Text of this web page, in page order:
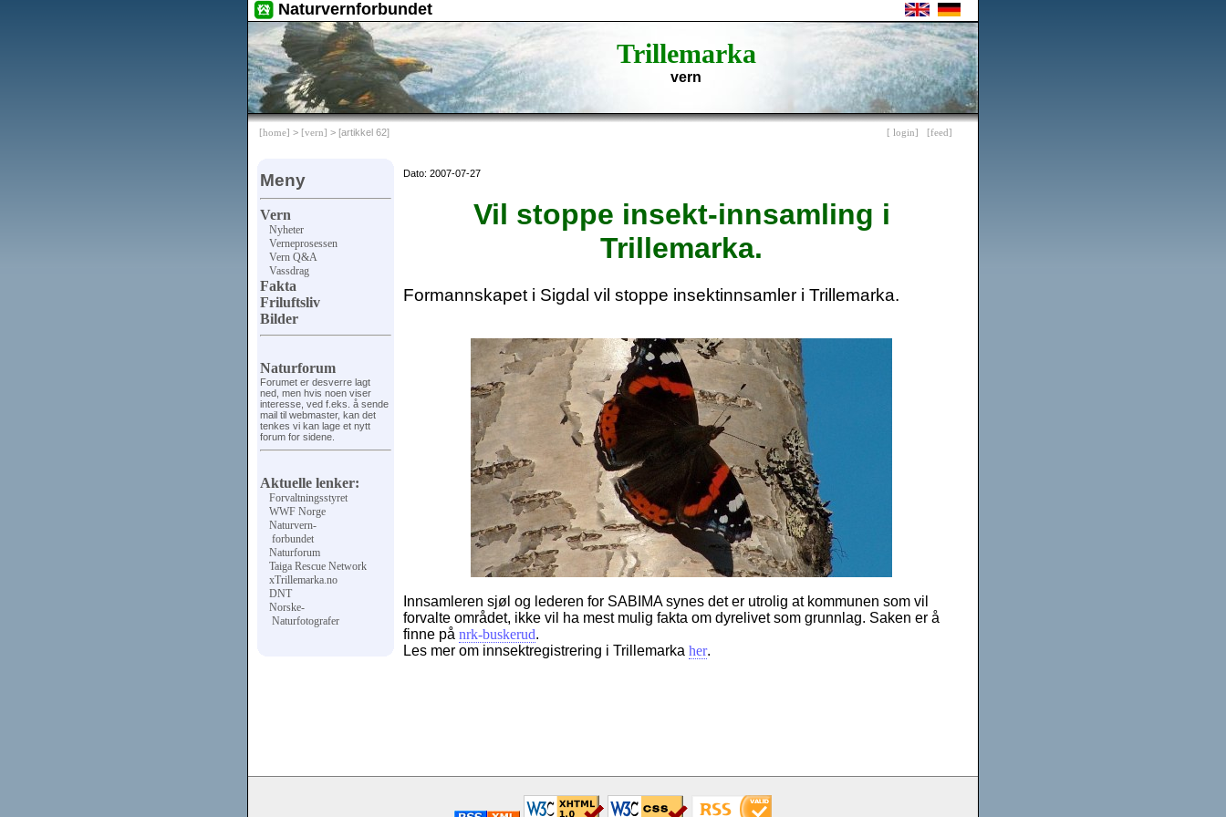
Naturvernforbundet
Trillemarka
vern
[ login] [feed]
[home] > [vern] > [artikkel 62]
Meny
Vern
Nyheter
Verneprosessen
Vern Q&A
Vassdrag
Fakta
Friluftsliv
Bilder
Naturforum
Forumet er desverre lagt
ned, men hvis noen viser
interesse, ved f.eks. å sende
mail til webmaster, kan det
tenkes vi kan lage et nytt
forum for sidene.
Aktuelle lenker:
Forvaltningsstyret
WWF Norge
Naturvern-
forbundet
Naturforum
Taiga Rescue Network
xTrillemarka.no
DNT
Norske-
Naturfotografer
Dato: 2007-07-27
Vil stoppe insekt-innsamling i
Trillemarka.
Formannskapet i Sigdal vil stoppe insektinnsamler i Trillemarka.
Innsamleren sjøl og lederen for SABIMA synes det er utrolig at kommunen som vil
forvalte området, ikke vil ha mest mulig fakta om dyrelivet som grunnlag. Saken er å
finne på nrk-buskerud.
Les mer om innsektregistrering i Trillemarka her.